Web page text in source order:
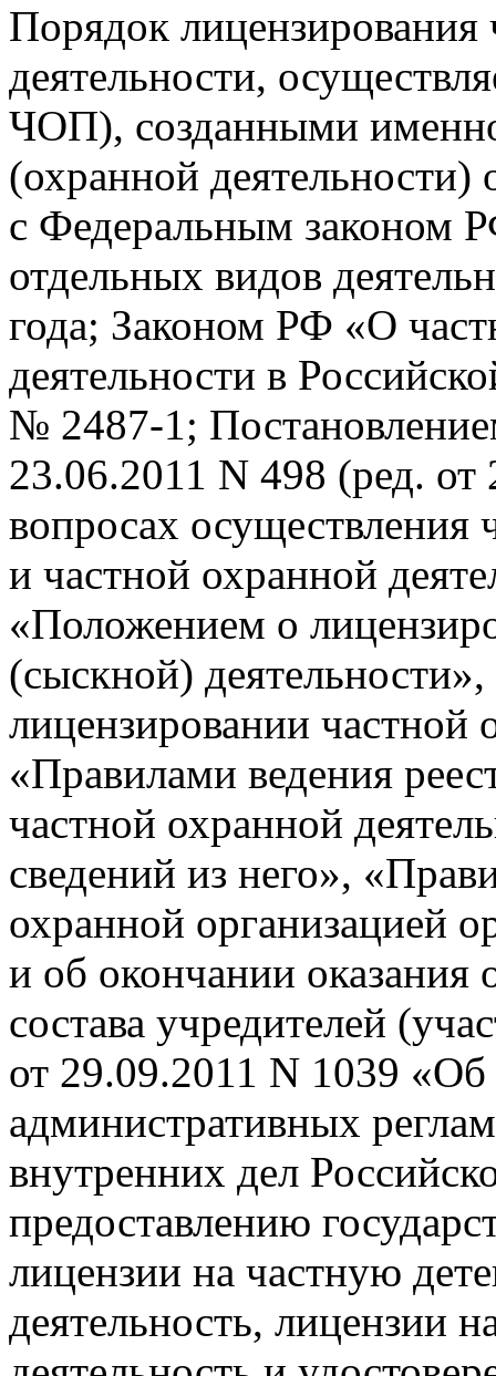
Порядок лицензирования
деятельности,
ЧОП), созданными
(охранной деятельности)
с Федеральным законом
отдельных видов
года; Законом РФ «О
деятельности в
№ 2487-1;
23.06.2011 N 498 (ред.
вопросах осуществления
и частной охранной
«Положением о
(сыскной)
лицензировании частной
«Правилами ведения
частной охранной
сведений из него»,
охранной организацией
и об окончании оказания
состава учредителей
от 29.09.2011 N 1039
административных
внутренних дел
предоставлению
лицензии на частную
деятельность, лицензии